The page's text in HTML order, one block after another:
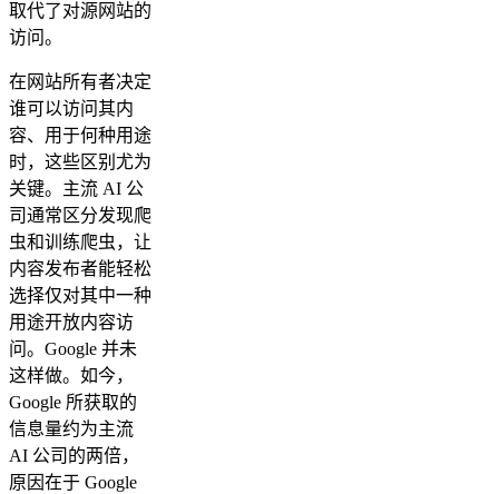
取代了对源网站的
访问。
在网站所有者决定
谁可以访问其内
容、用于何种用途
时，这些区别尤为
关键。主流 AI 公
司通常区分发现爬
虫和训练爬虫，让
内容发布者能轻松
选择仅对其中一种
用途开放内容访
问。Google 并未
这样做。如今，
Google 所获取的
信息量约为主流
AI 公司的两倍，
原因在于 Google